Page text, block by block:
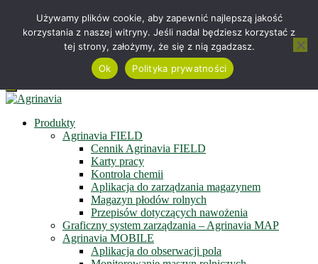
Telefon +48 515 230 958
Serwis online
Zapisz się do newslettera
Obejrzyj film
Menu
Produkty
Agrinavia FIELD
Cennik Agrinavia FIELD
Karty pracy
Kontrola chemii
Aplikacja do zarządzania magazynem
Magazyn płodów rolnych
Przepisów dotyczących nawożenia
Graficzny system zarządzania – Agrinavia MAP
Agrinavia MOBILE
Aplikacja do obserwacji pola
Używamy plików cookie, aby zapewnić najlepszą jakość
korzystania z naszej witryny. Jeśli nadal będziesz korzystać z
tej strony, założymy, że się z nią zgadzasz.
Ok
Polityka prywatności